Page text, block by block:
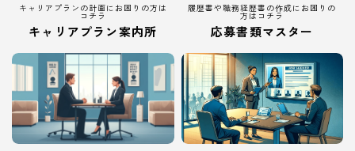
キャリアプランの計画にお困りの方は
コチラ
キャリアプラン案内所
履歴書や職務経歴書の作成にお困りの
方はコチラ
応募書類マスター